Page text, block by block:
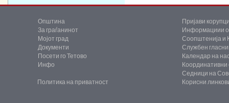
Општина
За граѓанинот
Мојот град
Документи
Посети го Тетово
Инфо
Политика на приватност
Пријави
Информациии
Соопштенија и
Службен
Календар на
Координативни
Седници на
Корисни